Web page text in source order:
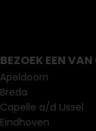
BEZOEK EEN
Apeldoorn
Breda
Capelle a/d IJssel
Eindhoven